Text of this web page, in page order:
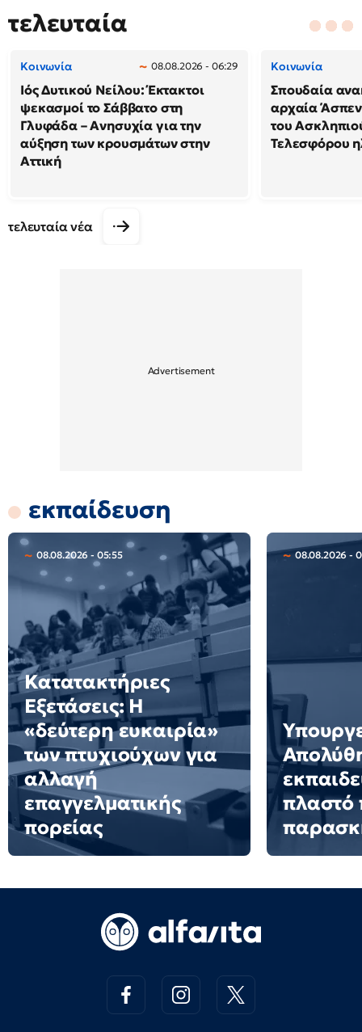
τελευταία
Κοινωνία 08.08.2026 - 06:29
Ιός Δυτικού Νείλου: Έκτακτοι
ψεκασμοί το Σάββατο στη
Γλυφάδα – Ανησυχία για την
αύξηση των κρουσμάτων στην
Αττική
Κοινωνία
Σπουδαία
αρχαία
του
Τελεσφόρου
τελευταία νέα
εκπαίδευση
08.08.2026 - 05:55
Κατατακτήριες
Εξετάσεις: Η
«δεύτερη ευκαιρία»
των πτυχιούχων για
αλλαγή
επαγγελματικής
πορείας
08.08.2026 -
πλαστό